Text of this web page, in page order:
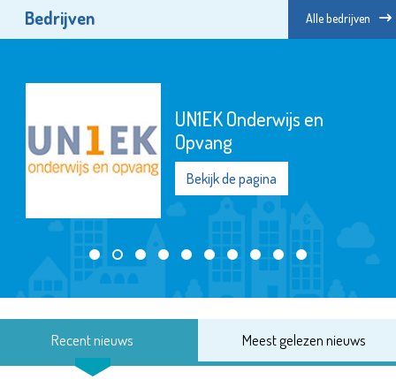
Bedrijven Alle bedrijven
UN1EK Onderwijs en
Opvang
Bekijk de pagina
Recent nieuws Meest gelezen nieuws